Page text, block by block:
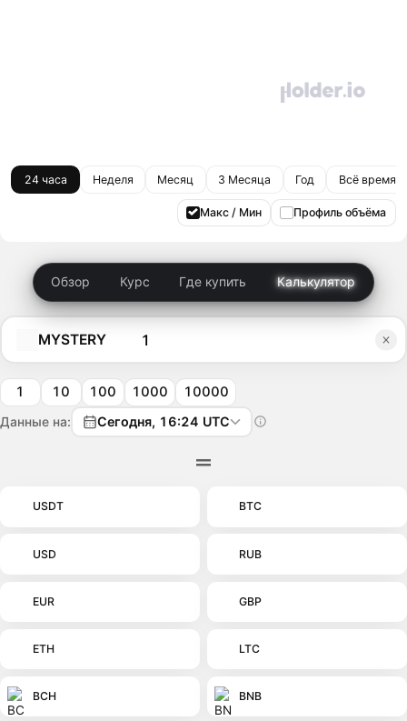
24 часа Неделя Месяц 3 Месяца Год Всё время
Макс / Мин Профиль объёма
Обзор Курс Где купить Калькулятор
MYSTERY
1 10 100 1000 10000
Данные на: Сегодня, 16:24 UTC
USDT BTC
USD RUB
EUR GBP
ETH LTC
BCH BNB